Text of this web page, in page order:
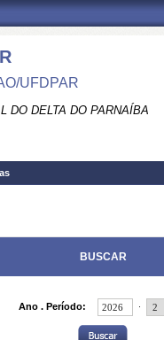
UFDPAR
DO DELTA DO PARNAÍBA
BUSCAR
Ano . Período: